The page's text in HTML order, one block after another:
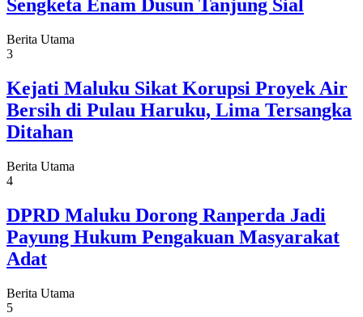
Sengketa Enam Dusun Tanjung Sial
Berita Utama
3
Kejati Maluku Sikat Korupsi Proyek Air
Bersih di Pulau Haruku, Lima Tersangka
Ditahan
Berita Utama
4
DPRD Maluku Dorong Ranperda Jadi
Payung Hukum Pengakuan Masyarakat
Adat
Berita Utama
5